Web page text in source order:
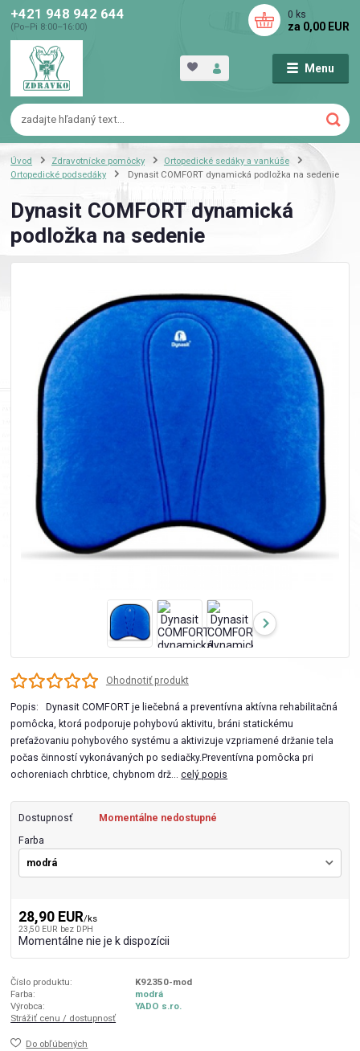
Menu
+421 948 942 644
(Po–Pi 8:00–16:00)
0 ks
za 0,00 EUR
Úvod Zdravotnícke pomôcky
Ortopedické sedáky a vankúše
Ortopedické podsedáky
Dynasit COMFORT dynamická podložka na sedenie
Dynasit COMFORT dynamická
podložka na sedenie
Ohodnotiť produkt
Popis: Dynasit COMFORT je liečebná a preventívna aktívna rehabilitačná
pomôcka, ktorá podporuje pohybovú aktivitu, bráni statickému
preťažovaniu pohybového systému a aktivizuje vzpriamené držanie tela
počas činností vykonávaných po sediačky.Preventívna pomôcka pri
ochoreniach chrbtice, chybnom drž...celý popis
Dostupnosť Momentálne nedostupné
Farba
28,90 EUR/ks
23,50 EUR bez DPH
Momentálne nie je k dispozícii
Číslo produktu:
K92350-mod
Farba:
modrá
Výrobca:
YADO s.ro.
Strážiť cenu / dostupnosť
Do obľúbených